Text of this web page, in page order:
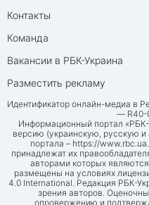
Контакты
Команда
Вакансии в РБК-Украина
Разместить рекламу
Идентификатор онлайн-медиа в
— R40-
Информационный портал
версию (украинскую, русскую и
портала – https://www.rbc.ua
принадлежат их
авторами которых
размещены на условиях
4.0 International. Редакция РБК-
зрения авторов.
опровержению и